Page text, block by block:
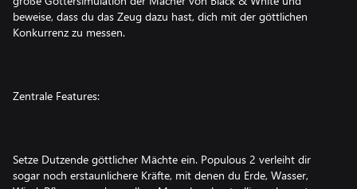
beweise, dass du das Zeug dazu hast, dich mit der göttlichen
Konkurrenz zu messen.
Zentrale Features:
Setze Dutzende göttlicher Mächte ein. Populous 2 verleiht dir
sogar noch erstaunlichere Kräfte, mit denen du Erde, Wasser,